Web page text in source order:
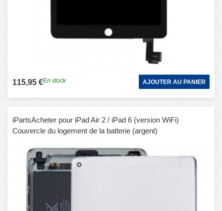
115,95 €En stock AJOUTER AU PANIER
iPartsAcheter pour iPad Air 2 / iPad 6 (version WiFi)
Couvercle du logement de la batterie (argent)